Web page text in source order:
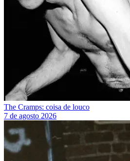
The Cramps: coisa de louco
7 de agosto 2026